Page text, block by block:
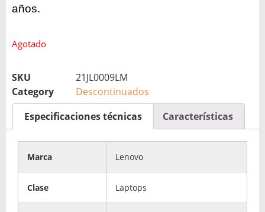
años.
Agotado
SKU
21JL0009LM
Category
Descontinuados
Especificaciones técnicas
Características
Marca Lenovo
Clase Laptops